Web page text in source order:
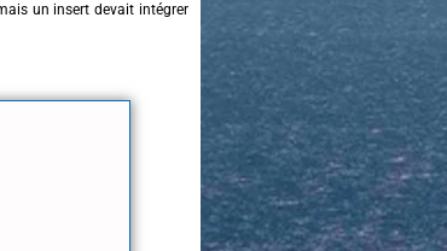
un insert devait intégrer